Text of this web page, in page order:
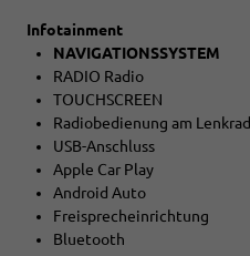
Infotainment
NAVIGATIONSSYSTEM
RADIO Radio
TOUCHSCREEN
Radiobedienung am Lenkrad
USB-Anschluss
Apple Car Play
Android Auto
Freisprecheinrichtung
Bluetooth